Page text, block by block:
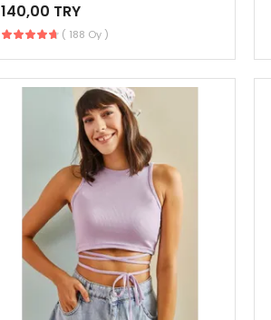
140,00 TRY
( 188 Oy )